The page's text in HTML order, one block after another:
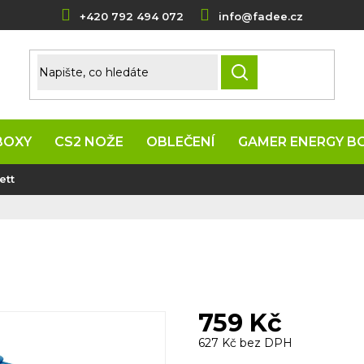
+420 792 494 072 info@fadee.cz
HLEDAT
CS2 NOŽE OBLEČENÍ GAMER ENERGY
759 Kč
627 Kč bez DPH